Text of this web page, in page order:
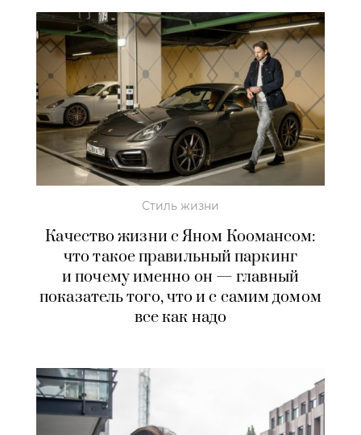
Стиль жизни
Качество жизни с Яном Коомансом:
что такое правильный паркинг
и почему именно он — главный
показатель того, что и с самим домом
все как надо